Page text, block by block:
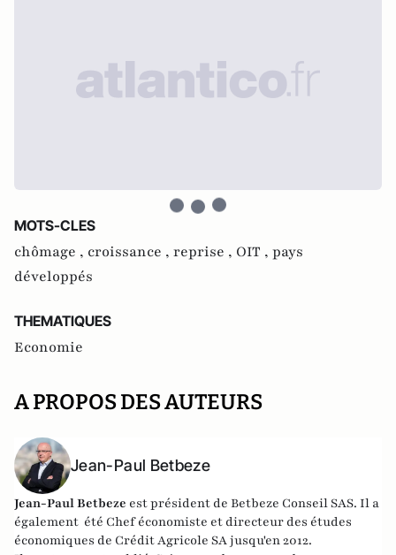
MOTS-CLES
chômage , croissance , reprise , OIT , pays
développés
THEMATIQUES
Economie
A PROPOS DES AUTEURS
Jean-Paul Betbeze
Jean-Paul Betbeze est président de Betbeze Conseil SAS. Il a
également été Chef économiste et directeur des études
économiques de Crédit Agricole SA jusqu'en 2012.